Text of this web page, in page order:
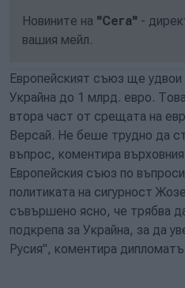
Новините на "Сега" -
вашия мейл.
Европейският съюз ще
Украйна до 1 млрд. евро.
втора част от срещата на
Версай. Не беше трудно да
въпрос, коментира
Европейския съюз по
политиката на сигурност
съвършено ясно, че трябва
подкрепа за Украйна, за да
Русия", коментира